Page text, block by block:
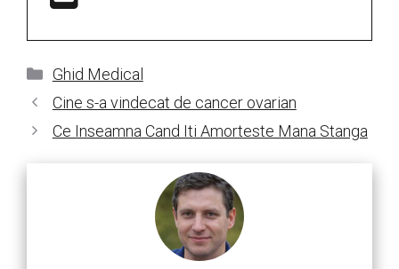
Categorii
Ghid Medical
Cine s-a vindecat de cancer ovarian
Ce Inseamna Cand Iti Amorteste Mana Stanga